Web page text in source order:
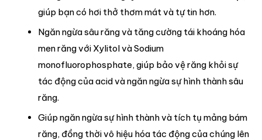
giúp bạn có hơi thở thơm mát và tự tin hơn.
Ngăn ngừa sâu răng và tăng cường tái khoáng hóa
men răng với Xylitol và Sodium
monofluorophosphate, giúp bảo vệ răng khỏi sự
tác động của acid và ngăn ngừa sự hình thành sâu
răng.
Giúp ngăn ngừa sự hình thành và tích tụ mảng bám
răng, đồng thời vô hiệu hóa tác động của chúng lên